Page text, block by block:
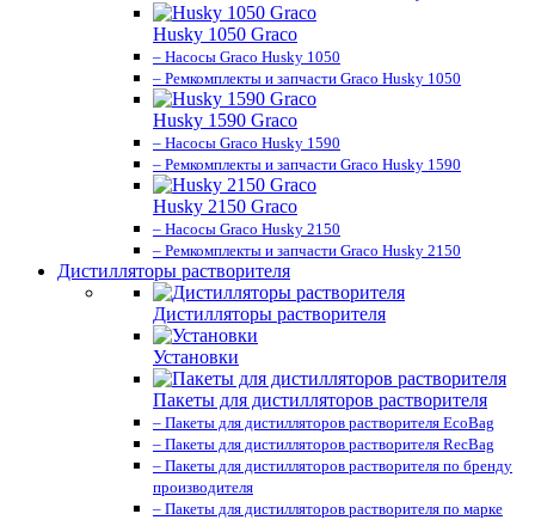
Husky 1050 Graco
– Насосы Graco Husky 1050
– Ремкомплекты и запчасти Graco Husky 1050
Husky 1590 Graco
– Насосы Graco Husky 1590
– Ремкомплекты и запчасти Graco Husky 1590
Husky 2150 Graco
– Насосы Graco Husky 2150
– Ремкомплекты и запчасти Graco Husky 2150
Дистилляторы растворителя
Дистилляторы растворителя
Установки
Пакеты для дистилляторов растворителя
– Пакеты для дистилляторов растворителя EcoBag
– Пакеты для дистилляторов растворителя RecBag
– Пакеты для дистилляторов растворителя по бренду
производителя
– Пакеты для дистилляторов растворителя по марке